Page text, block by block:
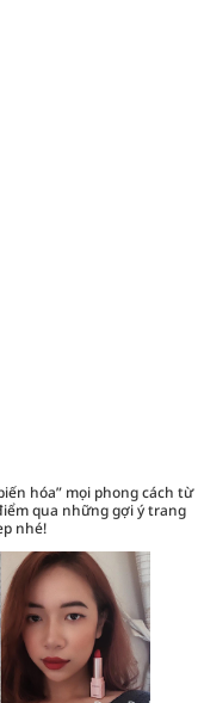
hóa” mọi phong cách từ
qua những gợi ý trang
nhé!